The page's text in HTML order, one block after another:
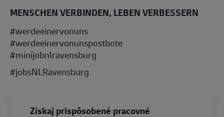
MENSCHEN VERBINDEN, LEBEN VERBESSERN
#werdeeinervonuns
#werdeeinervonunspostbote
#minijobnlravensburg
#jobsNLRavensburg
Získaj prispôsobené pracovné